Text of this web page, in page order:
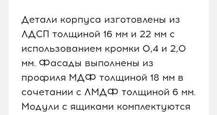
Детали корпуса изготовлены из
ЛДСП толщиной 16 мм и 22 мм с
использованием кромки 0,4 и 2,0
мм. Фасады выполнены из
профиля МДФ толщиной 18 мм в
сочетании с ЛМДФ толщиной 6 мм.
Модули с ящиками комплектуются